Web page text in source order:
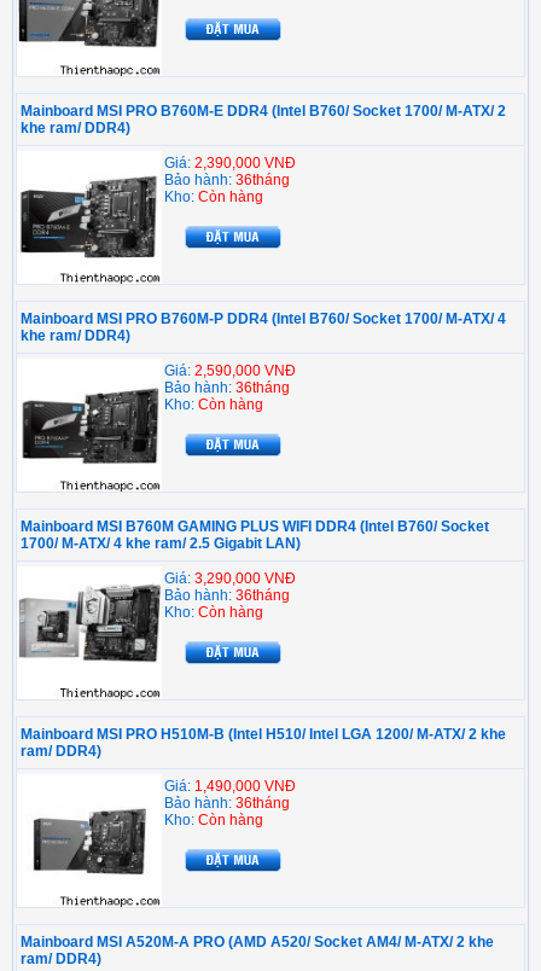
Mainboard MSI PRO B760M-E DDR4 (Intel B760/ Socket 1700/ M-ATX/ 2
khe ram/ DDR4)
Giá: 2,390,000 VNĐ
Bảo hành: 36tháng
Kho: Còn hàng
Mainboard MSI PRO B760M-P DDR4 (Intel B760/ Socket 1700/ M-ATX/ 4
khe ram/ DDR4)
Giá: 2,590,000 VNĐ
Bảo hành: 36tháng
Kho: Còn hàng
Mainboard MSI B760M GAMING PLUS WIFI DDR4 (Intel B760/ Socket
1700/ M-ATX/ 4 khe ram/ 2.5 Gigabit LAN)
Giá: 3,290,000 VNĐ
Bảo hành: 36tháng
Kho: Còn hàng
Mainboard MSI PRO H510M-B (Intel H510/ Intel LGA 1200/ M-ATX/ 2 khe
ram/ DDR4)
Giá: 1,490,000 VNĐ
Bảo hành: 36tháng
Kho: Còn hàng
Mainboard MSI A520M-A PRO (AMD A520/ Socket AM4/ M-ATX/ 2 khe
ram/ DDR4)